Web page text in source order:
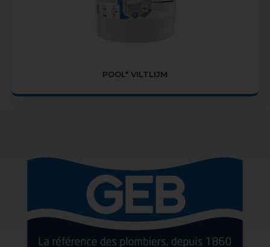
POOL* VILTLIJM